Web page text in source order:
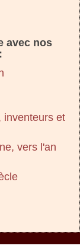
avec nos
inventeurs et
vers l'an